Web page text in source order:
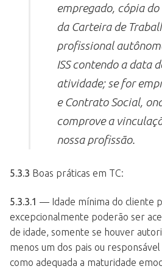
empregado, cópia
da Carteira de
profissional
ISS contendo a data
atividade; se for
e Contrato Social,
comprove a
nossa profissão.
5.3.3 Boas práticas em TC:
5.3.3.1 — Idade mínima do cliente
excepcionalmente poderão ser
de idade, somente se houver
menos um dos pais ou
como adequada a maturidade